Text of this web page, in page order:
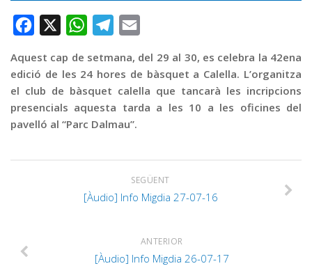
Facebook WhatsAppTelegram
Aquest cap de setmana, del 29 al 30, es celebra la 42ena
edició de les 24 hores de bàsquet a Calella. L’organitza
el club de bàsquet calella que tancarà les incripcions
presencials aquesta tarda a les 10 a les oficines del
pavelló al “Parc Dalmau”.
SEGÜENT
[Àudio] Info Migdia 27-07-16
ANTERIOR
[Àudio] Info Migdia 26-07-17